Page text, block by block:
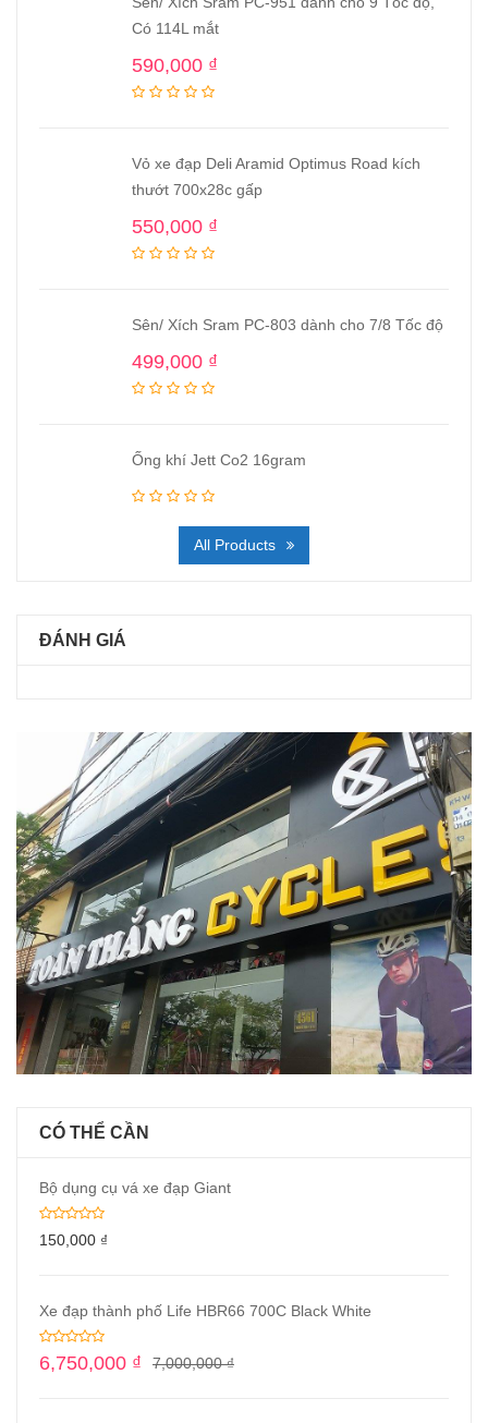
Có 114L mắt
590,000 ₫
Vỏ xe đạp Deli Aramid Optimus Road kích
thướt 700x28c gấp
550,000 ₫
Sên/ Xích Sram PC-803 dành cho 7/8 Tốc độ
499,000 ₫
Ống khí Jett Co2 16gram
All Products
ĐÁNH GIÁ
CÓ THỂ CẦN
Bộ dụng cụ vá xe đạp Giant
150,000 ₫
Xe đạp thành phố Life HBR66 700C Black White
7,000,000₫
6,750,000 ₫